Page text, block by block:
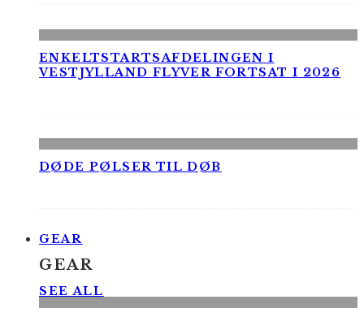
ENKELTSTARTSAFDELINGEN I
VESTJYLLAND FLYVER FORTSAT I 2026
DØDE PØLSER TIL DØB
GEAR
GEAR
SEE ALL